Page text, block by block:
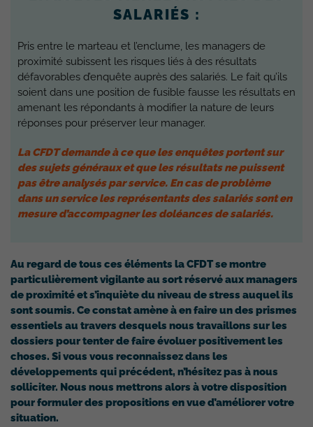
SALARIÉS :
Pris entre le marteau et l’enclume, les managers de
proximité subissent les risques liés à des résultats
défavorables d’enquête auprès des salariés. Le fait qu’ils
soient dans une position de fusible fausse les résultats en
amenant les répondants à modifier la nature de leurs
réponses pour préserver leur manager.
La CFDT demande à ce que les enquêtes portent sur
des sujets généraux et que les résultats ne puissent
pas être analysés par service. En cas de problème
dans un service les représentants des salariés sont en
mesure d’accompagner les doléances de salariés.
Au regard de tous ces éléments la CFDT se montre
particulièrement vigilante au sort réservé aux managers
de proximité et s’inquiète du niveau de stress auquel ils
sont soumis. Ce constat amène à en faire un des prismes
essentiels au travers desquels nous travaillons sur les
dossiers pour tenter de faire évoluer positivement les
choses. Si vous vous reconnaissez dans les
développements qui précédent, n’hésitez pas à nous
solliciter. Nous nous mettrons alors à votre disposition
pour formuler des propositions en vue d’améliorer votre
situation.